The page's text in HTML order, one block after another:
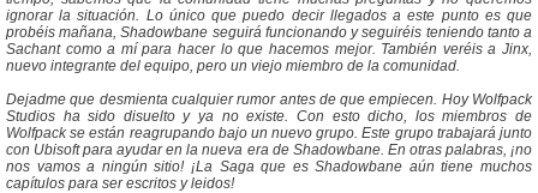
ignorar la situación. Lo único que puedo decir llegados a este punto es que
probéis mañana, Shadowbane seguirá funcionando y seguiréis teniendo tanto a
Sachant como a mí para hacer lo que hacemos mejor. También veréis a Jinx,
nuevo integrante del equipo, pero un viejo miembro de la comunidad.
Dejadme que desmienta cualquier rumor antes de que empiecen. Hoy Wolfpack
Studios ha sido disuelto y ya no existe. Con esto dicho, los miembros de
Wolfpack se están reagrupando bajo un nuevo grupo. Este grupo trabajará junto
con Ubisoft para ayudar en la nueva era de Shadowbane. En otras palabras, ¡no
nos vamos a ningún sitio! ¡La Saga que es Shadowbane aún tiene muchos
capítulos para ser escritos y leidos!